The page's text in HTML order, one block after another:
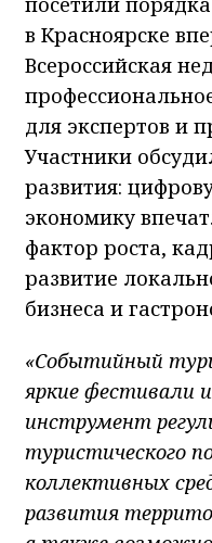
в Красноярске
Всероссийская
для экспертов и
Участники
развития:
экономику
фактор роста,
развитие
бизнеса и
«Событийный
яркие фестивали
инструмент
туристического
коллективных
развития